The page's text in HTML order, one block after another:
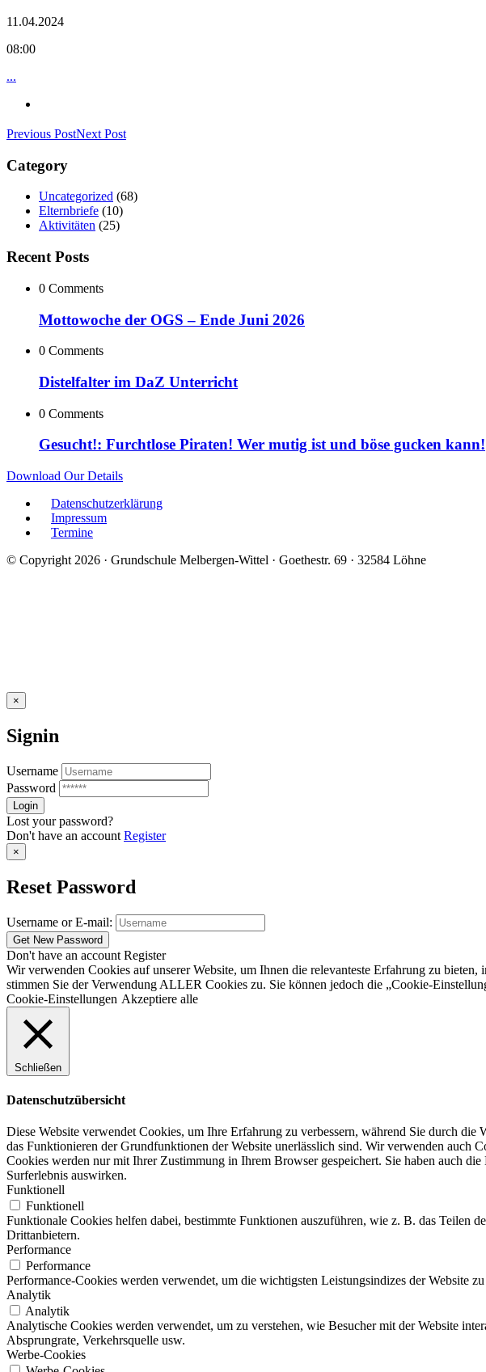
11.04.2024
08:00
...
Previous PostNext Post
Category
Uncategorized (68)
Elternbriefe (10)
Aktivitäten (25)
Recent Posts
0 Comments
Mottowoche der OGS – Ende Juni 2026
0 Comments
Distelfalter im DaZ Unterricht
0 Comments
Gesucht!: Furchtlose Piraten! Wer mutig ist und böse gucken kann!
Download Our Details
Datenschutzerklärung
Impressum
Termine
© Copyright 2026 · Grundschule Melbergen-Wittel · Goethestr. 69 · 32584 Löhne
×
Signin
Username
Password
Lost your password?
Don't have an account Register
×
Reset Password
Username or E-mail:
Don't have an account Register
Wir verwenden Cookies auf unserer Website, um Ihnen die relevanteste Erfahrung zu
stimmen Sie der Verwendung ALLER Cookies zu. Sie können jedoch die „Cookie-
Cookie-Einstellungen Akzeptiere alle
Schließen
Datenschutzübersicht
Diese Website verwendet Cookies, um Ihre Erfahrung zu verbessern, während Sie durch
das Funktionieren der Grundfunktionen der Website unerlässlich sind. Wir verwenden auch
Cookies werden nur mit Ihrer Zustimmung in Ihrem Browser gespeichert. Sie haben auch
Surferlebnis auswirken.
Funktionell
Funktionell
Funktionale Cookies helfen dabei, bestimmte Funktionen auszuführen, wie z. B. das Teilen
Drittanbietern.
Performance
Performance
Performance-Cookies werden verwendet, um die wichtigsten Leistungsindizes der Website
Analytik
Analytik
Analytische Cookies werden verwendet, um zu verstehen, wie Besucher mit der Website
Absprungrate, Verkehrsquelle usw.
Werbe-Cookies